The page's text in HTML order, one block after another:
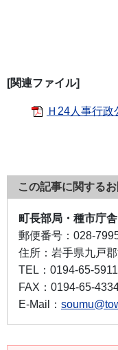
[関連ファイル]
Ｈ24人事行
この記事に関する
町長部局・種市庁
郵便番号： 028-
住所： 岩手県九戸
TEL： 0194-65-5911
FAX： 0194-65-
E-Mail：